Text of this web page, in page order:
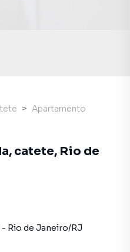
Apartamento
catete, Rio de
- Rio de Janeiro/RJ